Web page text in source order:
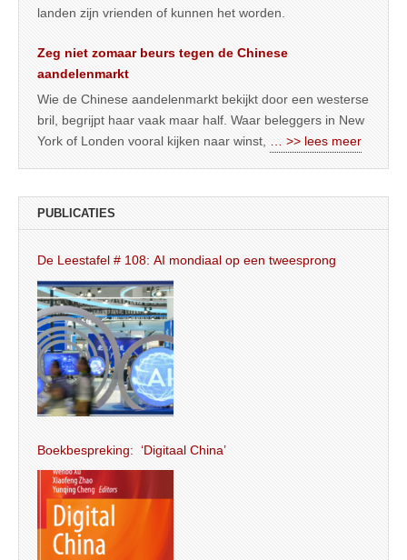
landen zijn vrienden of kunnen het worden.
Zeg niet zomaar beurs tegen de Chinese
aandelenmarkt
Wie de Chinese aandelenmarkt bekijkt door een westerse
bril, begrijpt haar vaak maar half. Waar beleggers in New
York of Londen vooral kijken naar winst,
… >> lees meer
PUBLICATIES
De Leestafel # 108: AI mondiaal op een tweesprong
Boekbespreking: ‘Digitaal China’